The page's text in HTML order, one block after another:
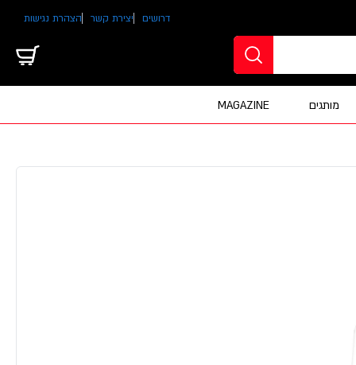
דרושים יצירת קשר הצהרת נגישות
מותגים MAGAZINE